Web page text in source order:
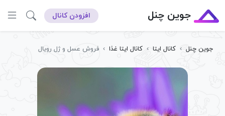
جوین چنل افزودن کانال
جوین چنل › کانال ایتا › کانال ایتا غذا › فروش عسل و ژل رویال